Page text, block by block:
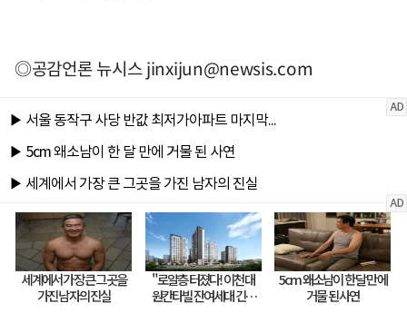
◎공감언론 뉴시스jinxijun@newsis.com